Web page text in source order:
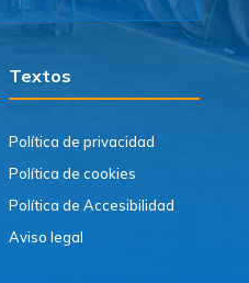
Textos
Política de privacidad
Política de cookies
Política de Accesibilidad
Aviso legal